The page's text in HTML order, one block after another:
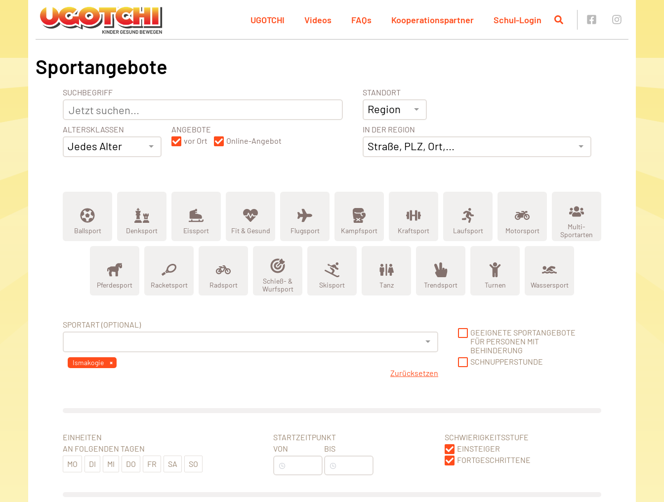
UGOTCHI Videos FAQs Kooperationspartner Schul-Login
Sportangebote
SUCHBEGRIFF
ALTERSKLASSEN
Jedes Alter
ANGEBOTE
vor Ort
Online-Angebot
STANDORT
Region
IN DER REGION
Straße, PLZ, Ort,...
Ballsport Denksport Eissport Fit & Gesund Flugsport Kampfsport Kraftsport Laufsport Motorsport
Multi-
Sportarten
Pferdesport Racketsport Radsport
Schieß- &
Wurfsport
Skisport Tanz Trendsport Turnen Wassersport
SPORTART (OPTIONAL)
Ismakogie
Zurücksetzen
GEEIGNETE SPORTANGEBOTE
FÜR PERSONEN MIT
BEHINDERUNG
SCHNUPPERSTUNDE
EINHEITEN
AN FOLGENDEN TAGEN
MO
DI MI DO FR SA SO
STARTZEITPUNKT
VON
BIS
SCHWIERIGKEITSSTUFE
EINSTEIGER
FORTGESCHRITTENE